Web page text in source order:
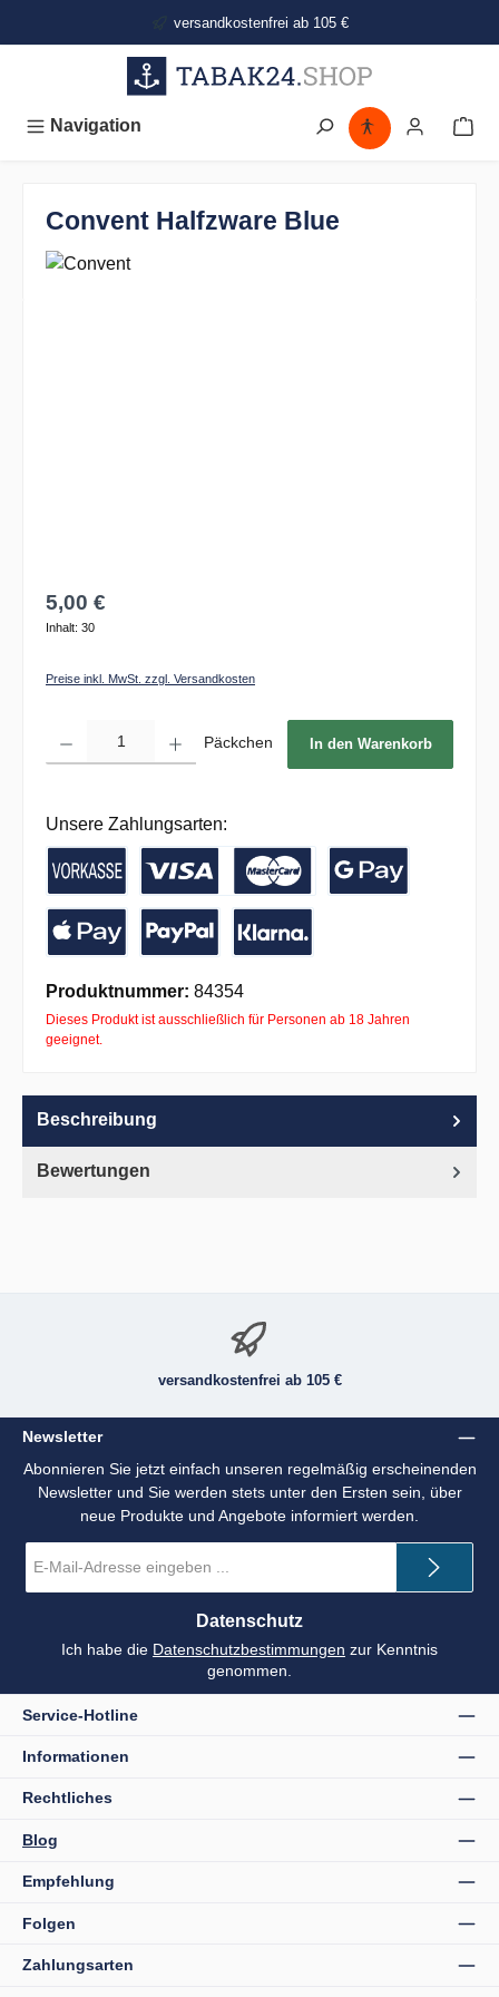
versandkostenfrei ab 105 €
Navigation
Convent Halfzware Blue
5,00 €
Inhalt: 30
Preise inkl. MwSt. zzgl. Versandkosten
Päckchen In den Warenkorb
Unsere Zahlungsarten:
Vorkasse / Banküberweisung
Kreditkarte
Produktnummer: 84354
Dieses Produkt ist ausschließlich für Personen ab 18 Jahren
geeignet.
Beschreibung
Bewertungen
versandkostenfrei ab 105 €
Newsletter
Abonnieren Sie jetzt einfach unseren regelmäßig erscheinenden
Newsletter und Sie werden stets unter den Ersten sein, über
neue Produkte und Angebote informiert werden.
Mail-
*
Datenschutz
Ich habe die Datenschutzbestimmungen zur Kenntnis
genommen.
Service-Hotline
Informationen
Rechtliches
Blog
Empfehlung
Folgen
Zahlungsarten